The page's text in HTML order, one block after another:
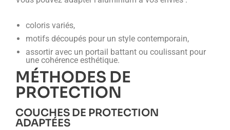
coloris variés,
motifs découpés pour un style contemporain,
assortir avec un portail battant ou coulissant pour
une cohérence esthétique.
MÉTHODES DE
PROTECTION
COUCHES DE PROTECTION
ADAPTÉES